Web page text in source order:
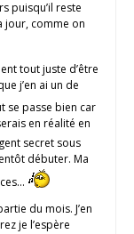
puisqu’il reste
jour, comme on
tout juste d’être
j’en ai un de
se passe bien car
en réalité en
secret sous
débuter. Ma
du mois. J’en
je l’espère